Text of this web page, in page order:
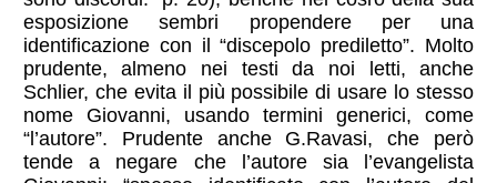
esposizione sembri propendere per una
identificazione con il “discepolo prediletto”. Molto
prudente, almeno nei testi da noi letti, anche
Schlier, che evita il più possibile di usare lo stesso
nome Giovanni, usando termini generici, come
“l’autore”. Prudente anche G.Ravasi, che però
tende a negare che l’autore sia l’evangelista